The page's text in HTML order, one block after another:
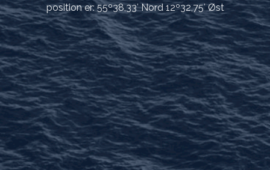
position er: 55º38,33′ Nord 12º32,75′ Øst